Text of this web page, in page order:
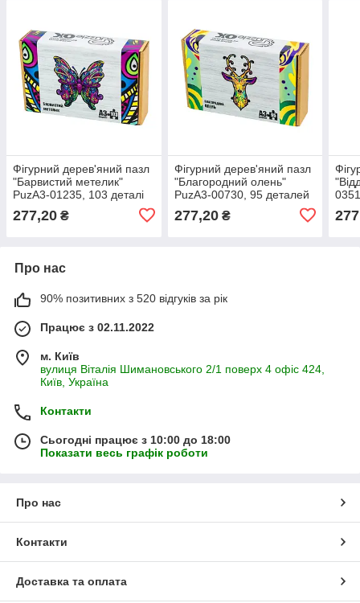
Фігурний дерев'яний пазл
"Барвистий метелик"
PuzA3-01235, 103 деталі
277,20 ₴
Фігурний дерев'яний пазл
"Благородний олень"
PuzA3-00730, 95 деталей
277,20₴
Про нас
90% позитивних з 520 відгуків за рік
Працює з 02.11.2022
м. Київ
вулиця Віталія Шимановського 2/1 поверх 4 офіс 424,
Київ, Україна
Контакти
Сьогодні працює з 10:00 до 18:00
Показати весь графік роботи
Про нас
Контакти
Доставка та оплата